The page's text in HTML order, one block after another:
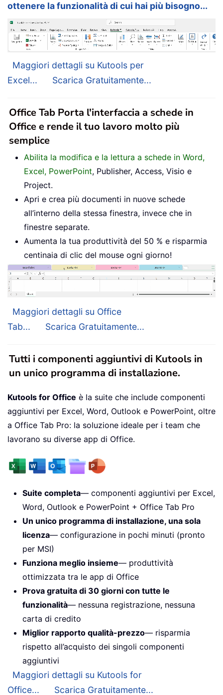
ottenere la funzionalità di cui hai più bisogno...
Maggiori dettagli su Kutools per
Excel...
Scarica Gratuitamente...
Office Tab Porta l'interfaccia a schede in
Office e rende il tuo lavoro molto più
semplice
Abilita la modifica e la lettura a schede in Word,
Excel, PowerPoint, Publisher, Access, Visio e
Project.
Apri e crea più documenti in nuove schede
all’interno della stessa finestra, invece che in
finestre separate.
Aumenta la tua produttività del 50 % e risparmia
centinaia di clic del mouse ogni giorno!
Maggiori dettagli su Office
Tab...
Scarica Gratuitamente...
Tutti i componenti aggiuntivi di Kutools in
un unico programma di installazione.
Kutools for Office è la suite che include componenti
aggiuntivi per Excel, Word, Outlook e PowerPoint, oltre
a Office Tab Pro: la soluzione ideale per i team che
lavorano su diverse app di Office.
Suite completa— componenti aggiuntivi per Excel,
Word, Outlook e PowerPoint + Office Tab Pro
Un unico programma di installazione, una sola
licenza— configurazione in pochi minuti (pronto
per MSI)
Funziona meglio insieme— produttività
ottimizzata tra le app di Office
Prova gratuita di 30 giorni con tutte le
funzionalità— nessuna registrazione, nessuna
carta di credito
Miglior rapporto qualità-prezzo— risparmia
rispetto all’acquisto dei singoli componenti
aggiuntivi
Maggiori dettagli su Kutools for
Office...
Scarica Gratuitamente...